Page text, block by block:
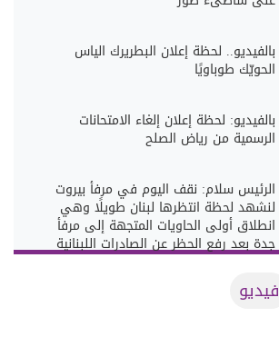
بالفيديو.. لحظة إعلان البطريرك الياس
الحويّك طوباويًا
بالفيديو: لحظة إعلان إلغاء الامتحانات
الرسمية من رياض الصلح
الرئيس سلام: نقف اليوم في مرفأ بيروت
لنشهد لحظة انتظرها لبنان طويلًا وهي
انطلاق أولى الحاويات المتجهة إلى مرفأ
جدة بعد رفع الحظر عن الصادرات اللبنانية
فيديو